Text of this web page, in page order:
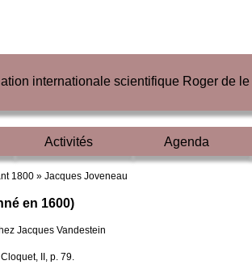
internationale scientifique Roger de
Activités Agenda
1800 » Jacques Joveneau
en 1600)
Jacques Vandestein
II, p. 79.